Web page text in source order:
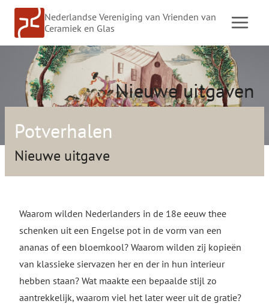
Doorgaan
inhoud
Nederlandse Vereniging van Vrienden van
Ceramiek en Glas
Nieuwe uitgaven
Potverhalen
Nieuwe uitgave
Waarom wilden Nederlanders in de 18e eeuw thee
schenken uit een Engelse pot in de vorm van een
ananas of een bloemkool? Waarom wilden zij kopieën
van klassieke siervazen her en der in hun interieur
hebben staan? Wat maakte een bepaalde stijl zo
aantrekkelijk, waarom viel het later weer uit de gratie?